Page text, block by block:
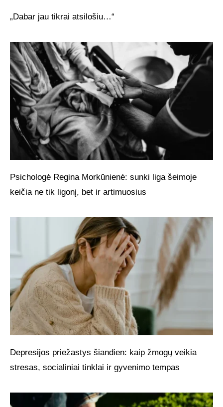
„Dabar jau tikrai atsilošiu…“
Psichologė Regina Morkūnienė: sunki liga šeimoje
keičia ne tik ligonį, bet ir artimuosius
Depresijos priežastys šiandien: kaip žmogų veikia
stresas, socialiniai tinklai ir gyvenimo tempas